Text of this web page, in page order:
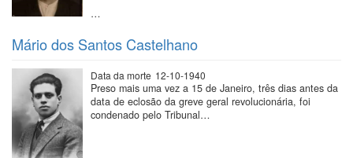
…
Mário dos Santos Castelhano
Data da morte 12-10-1940
Preso mais uma vez a 15 de Janeiro, três dias antes da
data de eclosão da greve geral revolucionária, foi
condenado pelo Tribunal…